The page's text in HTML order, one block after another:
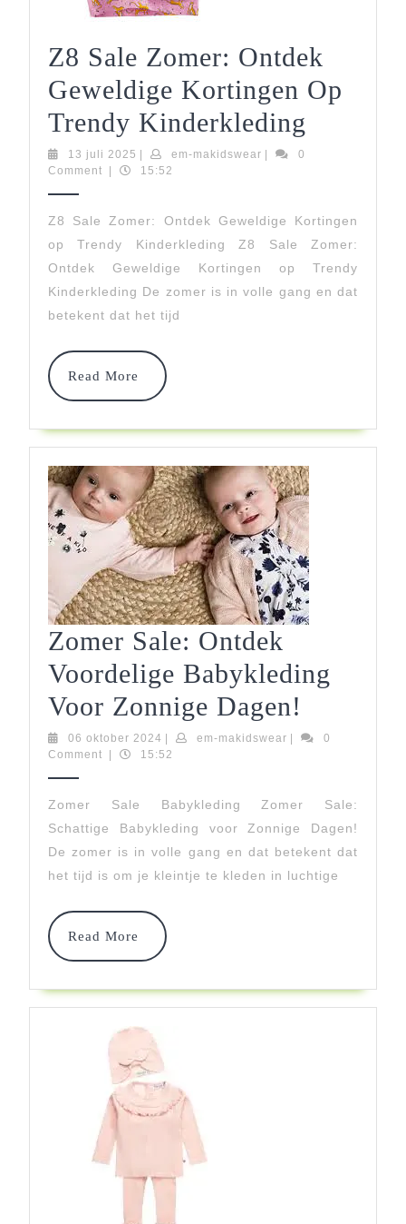
Z8 Sale Zomer: Ontdek
Geweldige Kortingen Op
Trendy Kinderkleding
Ontdek
13 juli 2025 13
juli
| em-makidswearem-
|
0
Comment
| 15:52
Z8 Sale Zomer: Ontdek Geweldige Kortingen
op Trendy Kinderkleding Z8 Sale Zomer:
Ontdek Geweldige Kortingen op Trendy
Kinderkleding De zomer is in volle gang en dat
betekent dat het tijd
Read More
Read
More
Zomer Sale: Ontdek
Voordelige Babykleding
Voor Zonnige Dagen!
Sale:
Voor
06 oktober 2024 06
oktober
em-makidswearem-
0
Comment
15:52
Zomer Sale Babykleding Zomer Sale:
Schattige Babykleding voor Zonnige Dagen!
De zomer is in volle gang en dat betekent dat
het tijd is om je kleintje te kleden in luchtige
Read More
Read
More